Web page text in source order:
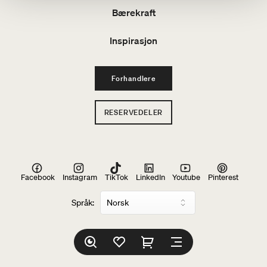
Bærekraft
Inspirasjon
Forhandlere
RESERVEDELER
Språk:
Facebook Instagram TikTok LinkedIn Youtube Pinterest